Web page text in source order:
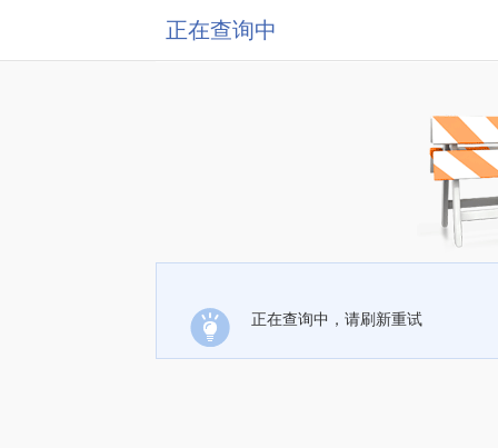
正在查询中
正在查询中，请刷新重试